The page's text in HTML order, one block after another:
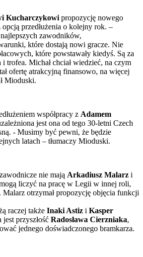
Kucharczykowi propozycję nowego
przedłużenia o kolejny rok. –
zawodników,
które dostają nowi gracze. Nie
które powstawały kiedyś. Są za
trofea. Michał chciał wiedzieć, na czym
ofertę atrakcyjną finansowo, na więcej
Mioduski.
współpracy z Adamem
jest ona od tego 30-letni Czech
- Musimy być pewni, że będzie
latach – tłumaczy Mioduski.
nie mają Arkadiusz Malarz i
liczyć na pracę w Legii w innej roli,
otrzymał propozycję objęcia funkcji
raczej także Inaki Astiz i Kasper
przyszłość Radosława Cierzniaka,
jednego doświadczonego bramkarza.